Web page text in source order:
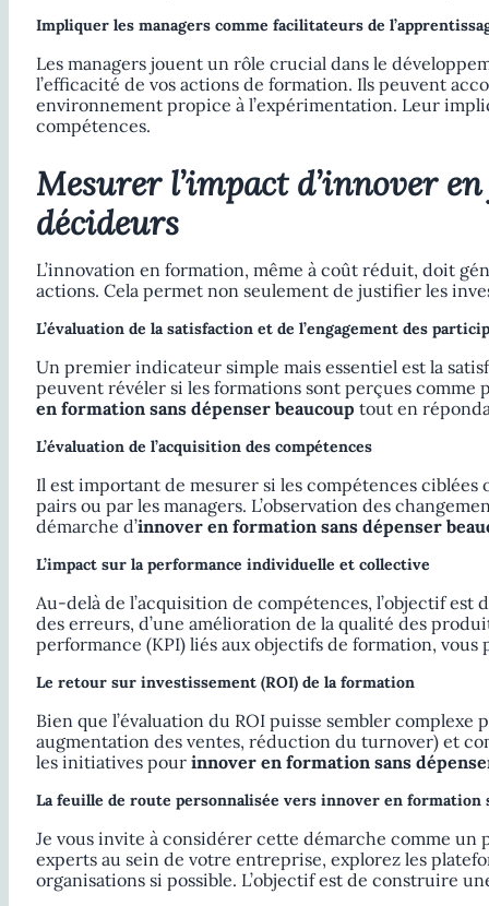
Impliquer les managers comme facilitateurs de
Les managers jouent un rôle crucial dans le
l’efficacité de vos actions de formation. Ils peuvent
environnement propice à l’expérimentation. Leur
compétences.
Mesurer l’impact d’innover
décideurs
L’innovation en formation, même à coût réduit, doit
actions. Cela permet non seulement de justifier les
L’évaluation de la satisfaction et de l’engagement des
Un premier indicateur simple mais essentiel est la
peuvent révéler si les formations sont perçues
en formation sans dépenser beaucoup tout en
L’évaluation de l’acquisition des compétences
Il est important de mesurer si les compétences ciblées
pairs ou par les managers. L’observation des
démarche d’innover en formation sans dépenser
L’impact sur la performance individuelle et collective
Au-delà de l’acquisition de compétences, l’objectif
des erreurs, d’une amélioration de la qualité des
performance (KPI) liés aux objectifs de formation,
Le retour sur investissement (ROI) de la formation
Bien que l’évaluation du ROI puisse sembler
augmentation des ventes, réduction du turnover) et
les initiatives pour innover en formation sans
La feuille de route personnalisée vers innover en formation
Je vous invite à considérer cette démarche comme
experts au sein de votre entreprise, explorez les
organisations si possible. L’objectif est de construire